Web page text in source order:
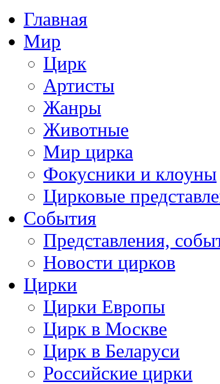
Главная
Мир
Цирк
Артисты
Жанры
Животные
Мир цирка
Фокусники и клоуны
Цирковые
События
Представления,
Новости цирков
Цирки
Цирки Европы
Цирк в Москве
Цирк в Беларуси
Российские цирки